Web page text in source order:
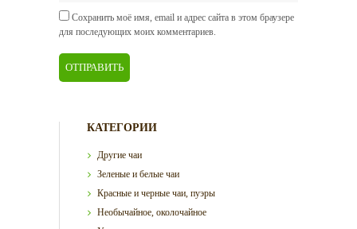
Сохранить моё имя, email и адрес сайта в этом браузере
для последующих моих комментариев.
КАТЕГОРИИ
Другие чаи
Зеленые и белые чаи
Красные и черные чаи, пуэры
Необычайное, околочайное